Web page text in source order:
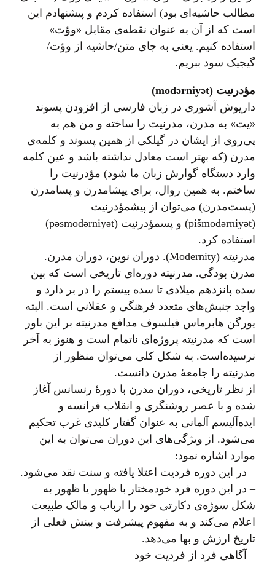
مطالب حاشیه‌ای بود) استفاده کردم و پیشنهادم این
است که از آن به عنوان نقطه‌ی مقابل «وؤت»
استفاده کنیم. یعنی به جای متن/حاشیه از وؤت/
گیجیک سود ببریم.
مؤدرنیت (modərniyət)
داریوش آشوری در زبان فارسی از افزودن پسوند
«یت» به مدرن، مدرنیت را ساخته و من هم به
پی‌روی از ایشان در گیلکی از همین پسوند و کلمه‌ی
مدرن (که بهتر است معادل نداشته باشد و عین کلمه
وارد دستگاه گوارش زبان ما شود) مؤدرنیت را
ساختم. به همین روال، برای پیشامدرن و پسامدرن
(پست‌مدرن) می‌توان از پیشمؤدرنیت
(pišmodərniyət) و پسمؤدرنیت (pəsmodərniyət)
استفاده کرد.
مدرنیته (Modernity). دوران نوین، دوران مدرن.
مدرن بودگی. مدرنیته دوره‌ای تاریخی است که بین
سده پانزدهم میلادی تا سده بیستم را در بر دارد و
واجد جنبش‌های متعدد فرهنگی و عقلانی است. البته
یورگن هابرماس فیلسوف مدافع مدرنیته بر این باور
است که مدرنیته پروژه‌ای ناتمام است و هنوز به آخر
نرسیده‌است. به شکل کلی می‌توان منظور از
مدرنیته را جامعهٔ مدرن دانست.
از نظر تاریخی، دوران مدرن با دورهٔ رنسانس آغاز
شده و با عصر روشنگری و انقلاب فرانسه و
ایده‌آلیسم آلمانی به عنوان گفتار کلیدی غرب تحکیم
می‌شود. از ویژگی‌های این دوران می‌توان به این
موارد اشاره نمود:
– در این دوره فردیت اعتلا یافته و سنت نقد می‌شود.
– در این دوره فرد خودمختار با ظهور یا ظهور به
شکل سوژه‌ی دکارتی خود را ارباب و مالک طبیعت
اعلام می‌کند و به مفهوم پیشرفت و بینش فعلی از
تاریخ ارزش و بها می‌دهد.
– آگاهی فرد از فردیت خود